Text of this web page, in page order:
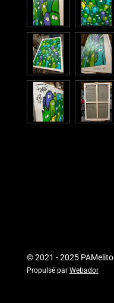
© 2021 - 2025 PAMelito
Propulsé par Webador